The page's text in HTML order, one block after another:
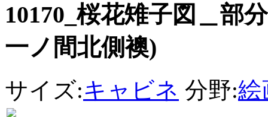
10170_桜花雉子図＿部
一ノ間北側襖)
サイズ:キャビネ 分野:絵